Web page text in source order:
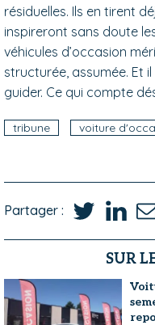
résiduelles. Ils en tirent
inspireront sans doute
véhicules d’occasion
structurée, assumée. Et
guider. Ce qui compte
tribune voiture
Partager :
SUR